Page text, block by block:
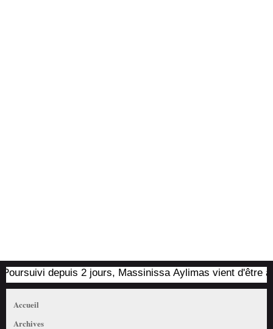
depuis 2 jours, Massinissa Aylimas vient d'être
Accueil
Archives